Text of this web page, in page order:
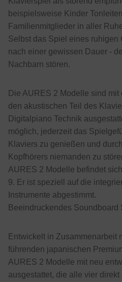
beispielsweise Kinder
Familienmitglieder in aller
Selbst das Spiel eines
nach einer gewissen Dauer -
Nachbarn stören.
Die AURES 2 Modelle sind
den akustischen Teil des
Digitalpiano Technik
möglich, jederzeit das
Klaviers zu genießen und
Kopfhörers niemanden zu
AURES 2 Modelle befindet
9. Er ist speziell auf die
Instrumente abgestimmt.
Beeindruckendes Soundboard
Entwickelt in Zusammenarbeit
führenden japanischen
AURES 2 Modelle mit neu
ausgestattet, die alle vier